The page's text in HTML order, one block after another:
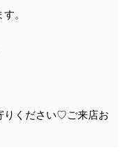
。
りください♡ご来店お